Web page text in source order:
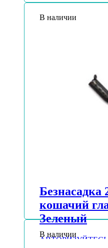
В наличии
Безнасадка
кошачий
Зеленый
В наличии